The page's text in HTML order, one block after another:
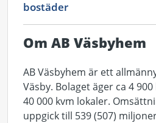
bostäder
Om AB Väsbyhem
AB Väsbyhem är ett
Väsby. Bolaget äger ca 4
40 000 kvm lokaler.
uppgick till 539 (507)